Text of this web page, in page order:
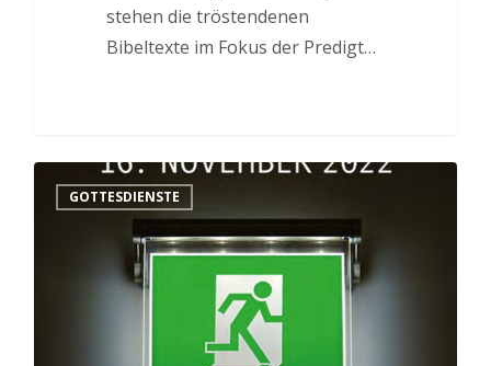
stehen die tröstendenen
Bibeltexte im Fokus der Predigt…
GOTTESDIENSTE